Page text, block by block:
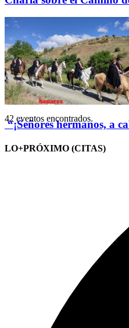
“¡Señores hermanos, a
LO+PRÓXIMO (CITAS)
42 eventos encontrados.